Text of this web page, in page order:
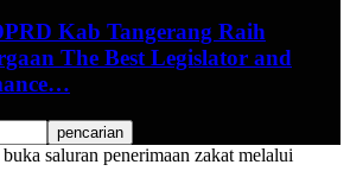
Kab Tangerang Raih
The Best Legislator and
saluran penerimaan zakat melalui